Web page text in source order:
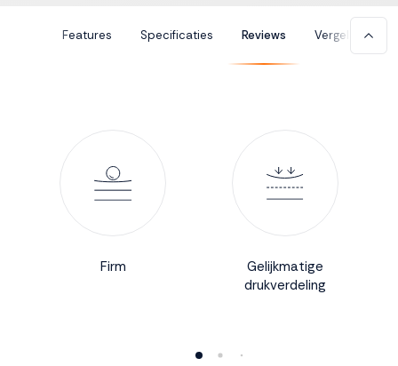
Accepteren
Features Specificaties Reviews Vergelijk
Firm
Gelijkmatige
drukverdeling